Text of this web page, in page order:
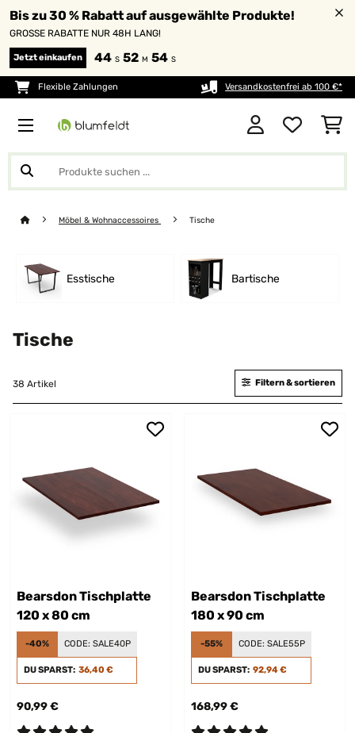
Bis zu 30 % Rabatt auf ausgewählte Produkte!
GROSSE RABATTE NUR 48H LANG!
Jetzt einkaufen 44 S 52 M 53 S
Flexible Zahlungen Versandkostenfrei ab 100 €*
Möbel & Wohnaccessoires Tische
Esstische Bartische
Tische
38 Artikel Filtern & sortieren
Bearsdon Tischplatte
120 x 80 cm
-40% CODE: SALE40P
DU SPARST: 36,40 €
90,99 €
Bearsdon Tischplatte
180 x 90 cm
-55% CODE: SALE55P
DU SPARST: 92,94 €
168,99 €